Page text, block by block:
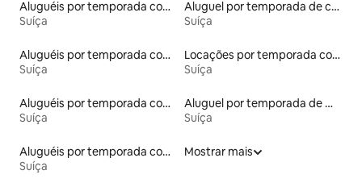
Aluguéis por temporada com acesso ao lago
Suíça
Aluguel por temporada de casas de veraneio
Suíça
Aluguéis por temporada com caiaque
Suíça
Locações por temporada com piscina
Suíça
Aluguéis por temporada com cama de altura acessível
Suíça
Aluguel por temporada de microcasas
Suíça
Aluguéis por temporada com suítes privativas
Suíça
Mostrar mais